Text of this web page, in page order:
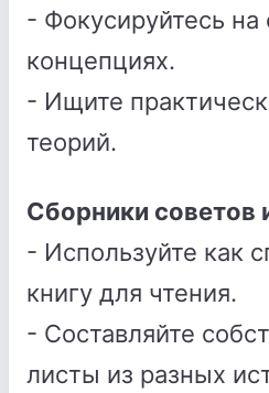
- Фокусируйтесь на
концепциях.
- Ищите
теорий.
Сборники советов
- Используйте как
книгу для чтения.
- Составляйте
листы из разных